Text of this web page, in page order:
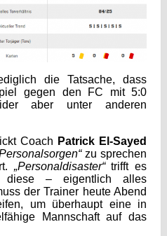
die Tatsache, dass
gegen den FC mit 5:0
aber unter anderen
Coach Patrick El-Sayed
zu sprechen
„Personaldisaster“trifft es
– eigentlich alles
der Trainer heute Abend
um überhaupt eine in
Mannschaft auf das